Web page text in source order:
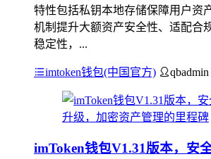
特性包括私钥本地存储保障用户资
机制提升大额资产安全性、适配合
稳定性，...
imtoken钱包(中国官方) qbadmin
imToken钱包V1.31版本，安